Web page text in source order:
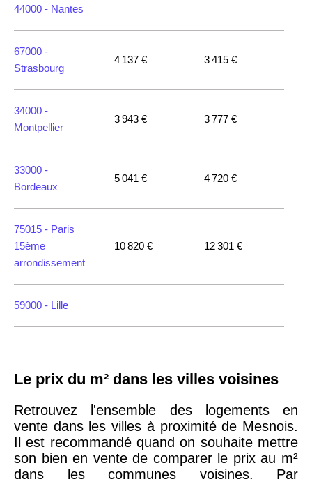
44000 - Nantes
67000 -
Strasbourg
4 137 € 3 415 €
34000 -
Montpellier
3 943 € 3 777 €
33000 -
Bordeaux
5 041 € 4 720 €
75015 - Paris
15ème
arrondissement
10 820 € 12 301 €
59000 - Lille
75018 -
18ème
arrondissement
10 114 € 11 322 €
75020 -Paris
Le prix du m² dans les villes voisines
Retrouvez l'ensemble des logements en
vente dans les villes à proximité de Mesnois.
Il est recommandé quand on souhaite mettre
son bien en vente de comparer le prix au m²
dans les communes voisines. Par